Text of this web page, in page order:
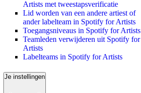
Artists met tweestapsverificatie
Lid worden van een andere artiest of
ander labelteam in Spotify for Artists
Toegangsniveaus in Spotify for Artists
Teamleden verwijderen uit Spotify for
Artists
Labelteams in Spotify for Artists
Je instellingen